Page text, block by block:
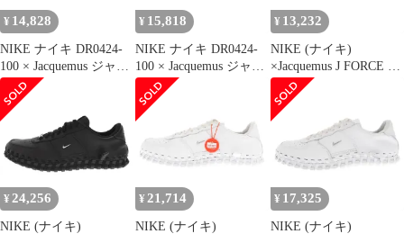
▲■250221
¥ 14,828
NIKE ナイキ DR0424-
100 × Jacquemus ジャッ
クムス Women's J Force
1 Low LX White ウィメ
ンズ Jフォース ロー ホ
ワイト スニーカー ホワ
イト系 27.5cm【新古
品】【未使用】【中
古】
¥ 15,818
NIKE ナイキ DR0424-
100 × Jacquemus ジャッ
クムス Women's J Force
1 Low LX White ウィメ
ンズ Jフォース ロー ス
ニーカー ホワイト系
24.5cm【新古品】【未
使用】【中古】
¥ 13,232
NIKE (ナイキ)
×Jacquemus J FORCE 1
LOW LX SP ウィメンズ
J フォース 1 ロー LX
スペシャル ジャックム
ス レースアップ ローカ
ットスニーカー
DR0424-100
¥ 24,256
NIKE (ナイキ)
¥ 21,714
NIKE (ナイキ)
¥ 17,325
NIKE (ナイキ)